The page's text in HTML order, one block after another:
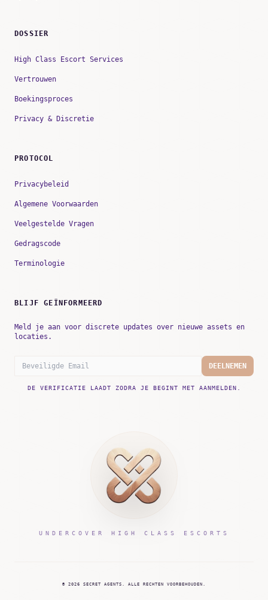
DOSSIER
High Class Escort Services
Vertrouwen
Boekingsproces
Privacy & Discretie
PROTOCOL
Privacybeleid
Algemene Voorwaarden
Veelgestelde Vragen
Gedragscode
Terminologie
BLIJF GEÏNFORMEERD
Meld je aan voor discrete updates over nieuwe assets en
locaties.
DEELNEMEN
DE VERIFICATIE LAADT ZODRA JE BEGINT MET AANMELDEN.
UNDERCOVER HIGH CLASS ESCORTS
© 2026 SECRET AGENTS. ALLE RECHTEN VOORBEHOUDEN.